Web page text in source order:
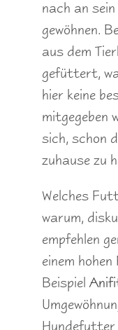
nach an
gewöhnen.
aus dem
gefüttert,
hier keine
mitgegeben
sich, schon
zuhause zu
Welches
warum,
empfehlen
einem
Beispiel